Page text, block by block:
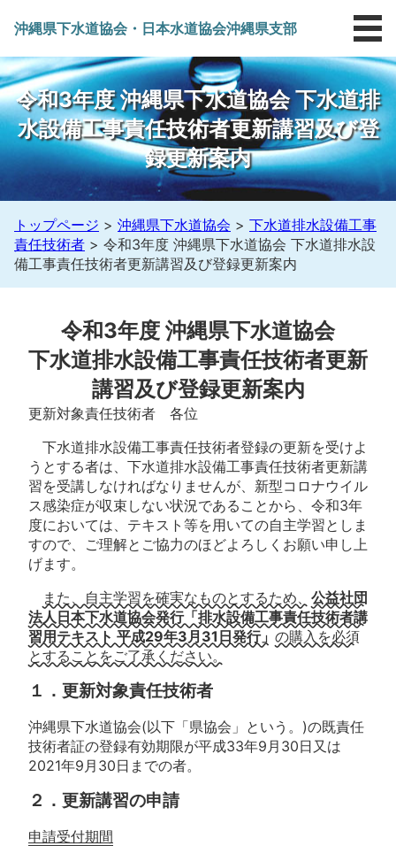
沖縄県下水道協会 ・ 日本水道協会沖縄県支部
令和3年度 沖縄県下水道協会 下水道排
水設備工事責任技術者更新講習及び登
録更新案内
トップページ > 沖縄県下水道協会 > 下水道排水設備工事
責任技術者 > 令和3年度 沖縄県下水道協会 下水道排水設
備工事責任技術者更新講習及び登録更新案内
令和3年度 沖縄県下水道協会
下水道排水設備工事責任技術者更新
講習及び登録更新案内
更新対象責任技術者 各位
下水道排水設備工事責任技術者登録の更新を受けよ
うとする者は、下水道排水設備工事責任技術者更新講
習を受講しなければなりませんが、新型コロナウイル
ス感染症が収束しない状況であることから、令和3年
度においては、テキスト等を用いての自主学習としま
すので、ご理解とご協力のほどよろしくお願い申し上
げます。
また、自主学習を確実なものとするため、 公益社団
法人日本下水道協会発行「排水設備工事責任技術者講
習用テキスト 平成29年3月31日発行」 の購入を必須
とすることをご了承ください。
１．更新対象責任技術者
沖縄県下水道協会(以下「県協会」という。)の既責任
技術者証の登録有効期限が平成33年9月30日又は
2021年9月30日までの者。
２．更新講習の申請
申請受付期間